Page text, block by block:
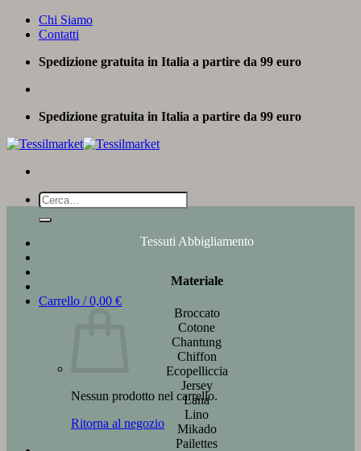
Salta
Chi Siamo
Contatti
Spedizione gratuita in Italia a partire da 99 euro
Spedizione gratuita in Italia a partire da 99 euro
Cerca:
Carrello /0,00 €
Nessun prodotto nel carrello.
Ritorna al negozio
Tessuti Abbigliamento
Materiale
Broccato
Cotone
Chantung
Chiffon
Ecopelliccia
Jersey
Lana
Lino
Mikado
Pailettes